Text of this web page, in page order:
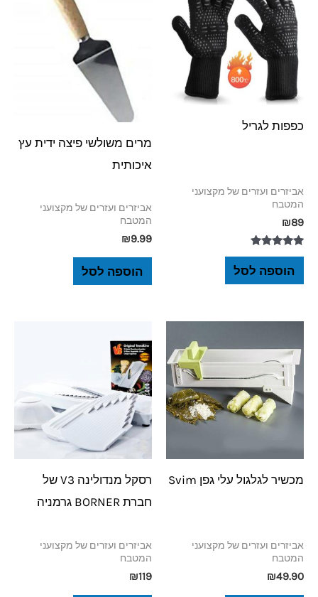
כפפות לגריל
אביזרים ועזרים של מקצועני
המטבח
₪89
דורג
מתוך 5
הוספה לסל
מרים משולשי פיצה ידית עץ
איכותית
אביזרים ועזרים של מקצועני
המטבח
₪9.99
הוספה לסל
מכשיר לגלגול עלי גפן Svim
אביזרים ועזרים של מקצועני
המטבח
₪49.90
רסקל מנדולינה V3 של
חברת BORNER גרמניה
אביזרים ועזרים של מקצועני
המטבח
₪119